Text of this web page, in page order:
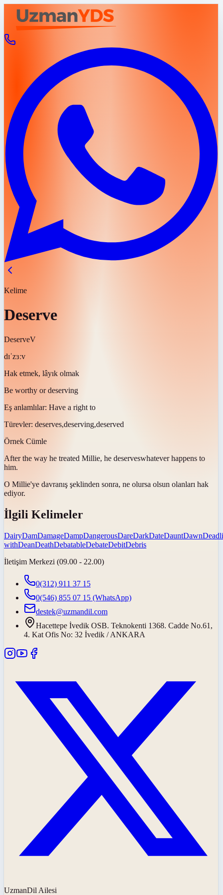
Kelime
Deserve
DeserveV
dɪˈzɜːv
Hak etmek, lâyık olmak
Be worthy or deserving
Eş anlamlılar: Have a right to
Türevler: deserves,deserving,deserved
Örnek Cümle
After the way he treated Millie, he deserveswhatever happens to
him.
O Millie'ye davranış şeklinden sonra, ne olursa olsun olanları hak
ediyor.
İlgili Kelimeler
DairyDamDamageDampDangerousDareDarkDateDauntDawn
withDeanDeathDebatableDebateDebitDebris
İletişim Merkezi (09.00 - 22.00)
0(312) 911 37 15
0(546) 855 07 15 (WhatsApp)
destek@uzmandil.com
Hacettepe İvedik OSB. Teknokenti 1368. Cadde No.61,
4. Kat Ofis No: 32 İvedik / ANKARA
UzmanDil Ailesi